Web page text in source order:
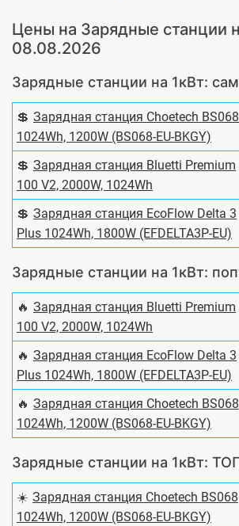
Цены на Зарядные станции
08.08.2026
Зарядные станции на 1кВт:
💲 Зарядная станция Choetech BS068
1024Wh, 1200W (BS068-EU-BKGY)
💲 Зарядная станция Bluetti Premium
100 V2, 2000W, 1024Wh
💲 Зарядная станция EcoFlow Delta 3
Plus 1024Wh, 1800W (EFDELTA3P-EU)
Зарядные станции на 1кВт:
🔥 Зарядная станция Bluetti Premium
100 V2, 2000W, 1024Wh
🔥 Зарядная станция EcoFlow Delta 3
Plus 1024Wh, 1800W (EFDELTA3P-EU)
🔥 Зарядная станция Choetech BS068
1024Wh, 1200W (BS068-EU-BKGY)
Зарядные станции на 1кВт:
☀️ Зарядная станция Choetech BS068
1024Wh, 1200W (BS068-EU-BKGY)